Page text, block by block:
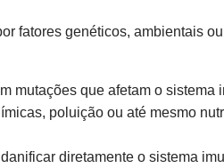
fatores genéticos, ambientais
mutações que afetam o sistema
poluição ou até mesmo
diretamente o sistema